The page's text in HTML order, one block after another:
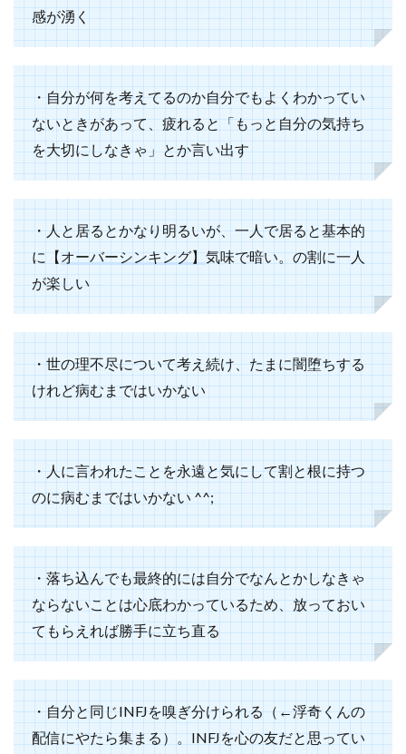
感が湧く
・自分が何を考えてるのか自分でもよくわかってい
ないときがあって、疲れると「もっと自分の気持ち
を大切にしなきゃ」とか言い出す
・人と居るとかなり明るいが、一人で居ると基本的
に【オーバーシンキング】気味で暗い。の割に一人
が楽しい
・世の理不尽について考え続け、たまに闇堕ちする
けれど病むまではいかない
・人に言われたことを永遠と気にして割と根に持つ
のに病むまではいかない ^^;
・落ち込んでも最終的には自分でなんとかしなきゃ
ならないことは心底わかっているため、放っておい
てもらえれば勝手に立ち直る
・自分と同じINFJを嗅ぎ分けられる（←浮奇くんの
配信にやたら集まる）。INFJを心の友だと思ってい